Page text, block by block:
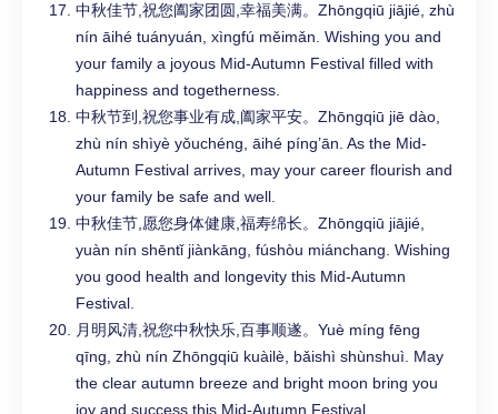
中秋佳节,祝您阖家团圆,幸福美满。Zhōngqiū jiājié, zhù
nín āihé tuányuán, xìngfú měimǎn. Wishing you and
your family a joyous Mid-Autumn Festival filled with
happiness and togetherness.
中秋节到,祝您事业有成,阖家平安。Zhōngqiū jiē dào,
zhù nín shìyè yǒuchéng, āihé píng’ān. As the Mid-
Autumn Festival arrives, may your career flourish and
your family be safe and well.
中秋佳节,愿您身体健康,福寿绵长。Zhōngqiū jiājié,
yuàn nín shēntǐ jiànkāng, fúshòu miánchang. Wishing
you good health and longevity this Mid-Autumn
Festival.
月明风清,祝您中秋快乐,百事顺遂。Yuè míng fēng
qīng, zhù nín Zhōngqiū kuàilè, bǎishì shùnshuì. May
the clear autumn breeze and bright moon bring you
joy and success this Mid-Autumn Festival.